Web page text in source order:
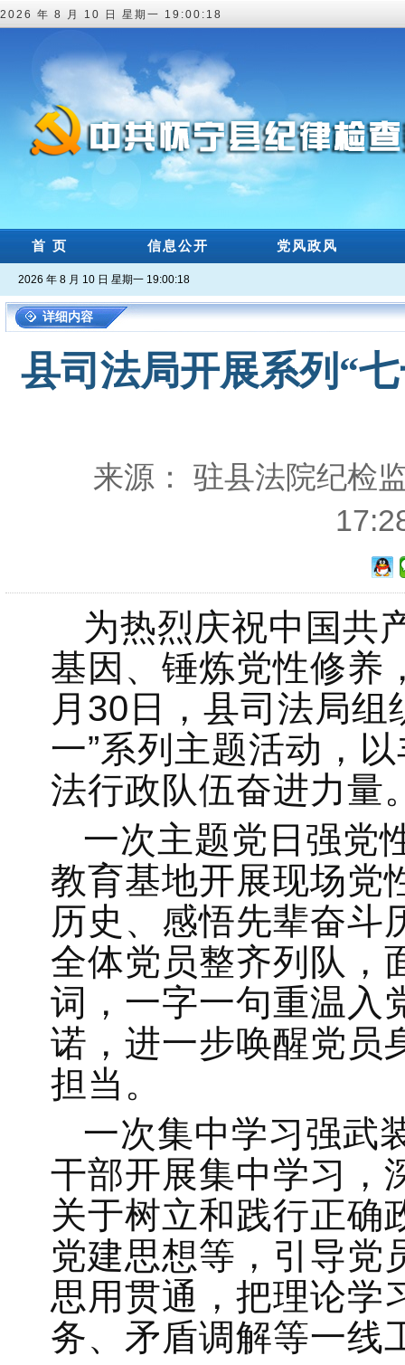
2026 年 8 月 10 日 星期一 19:00:19
首 页 信息公开 党风政风
2026 年 8 月 10 日 星期一 19:00:19
详细内容
县司法局开展系列“
来源： 驻县法院纪检
为热烈庆祝中国共
基因、锤炼党性修养
月30日，县司法局组
一”系列主题活动，
法行政队伍奋进力量
一次主题党日强党
教育基地开展现场党
历史、感悟先辈奋斗
全体党员整齐列队，
词，一字一句重温入
诺，进一步唤醒党员
担当。
一次集中学习强武
干部开展集中学习，
关于树立和践行正确
党建思想等，引导党
思用贯通，把理论学
务、矛盾调解等一线